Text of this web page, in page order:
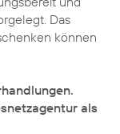
Das
können
als